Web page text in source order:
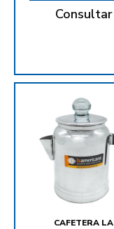
Consultar
CAFETERA LA